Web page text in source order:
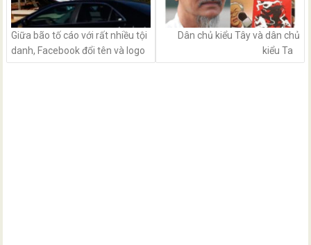
Giữa bão tố cáo với rất nhiều tội
danh, Facebook đổi tên và logo
Dân chủ kiểu Tây và dân chủ
kiểu Ta